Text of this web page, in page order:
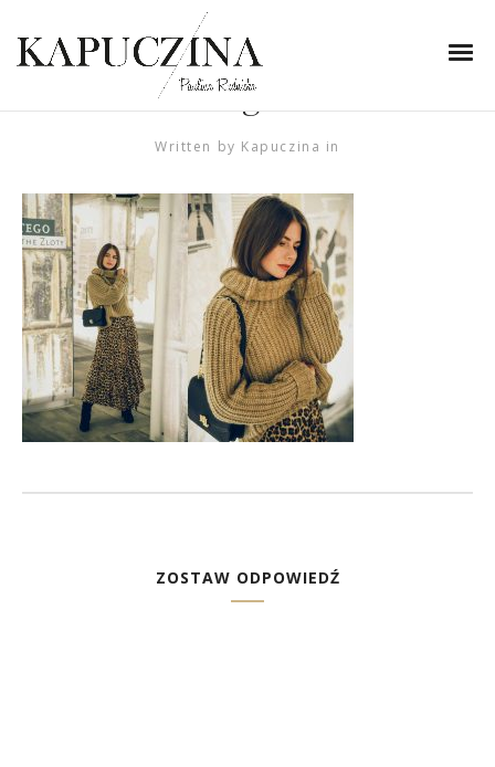
29 października 2019
cętki beż trendy jesień
forum gdańsk
Written by Kapuczina in
ZOSTAW ODPOWIEDŹ